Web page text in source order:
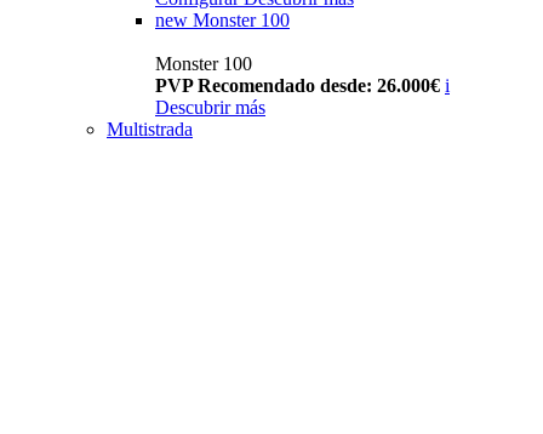
new Monster 100
Monster 100
PVP Recomendado desde: 26.000€ i
Descubrir más
Multistrada